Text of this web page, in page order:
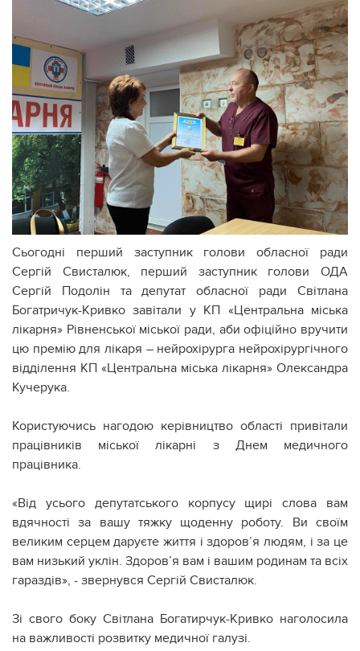
Сьогодні перший заступник голови обласної ради
Сергій Свисталюк, перший заступник голови ОДА
Сергій Подолін та депутат обласної ради Світлана
Богатричук-Кривко завітали у КП «Центральна міська
лікарня» Рівненської міської ради, аби офіційно вручити
цю премію для лікаря – нейрохірурга нейрохірургічного
відділення КП «Центральна міська лікарня» Олександра
Кучерука.
Користуючись нагодою керівництво області привітали
працівників міської лікарні з Днем медичного
працівника.
«Від усього депутатського корпусу щирі слова вам
вдячності за вашу тяжку щоденну роботу. Ви своїм
великим серцем даруєте життя і здоров’я людям, і за це
вам низький уклін. Здоров’я вам і вашим родинам та всіх
гараздів», - звернувся Сергій Свисталюк.
Зі свого боку Світлана Богатирчук-Кривко наголосила
на важливості розвитку медичної галузі.